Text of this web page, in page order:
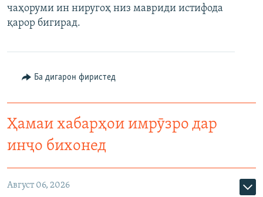
Ҳамаи сомонаҳои RFE/RL
чаҳоруми ин ниругоҳ низ мавриди истифода
қарор бигирад.
Ба дигарон фиристед
Ҳамаи хабарҳои имрӯзро дар
инҷо бихонед
Август 06, 2026